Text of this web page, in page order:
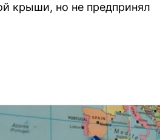
крыши, но не предпринял